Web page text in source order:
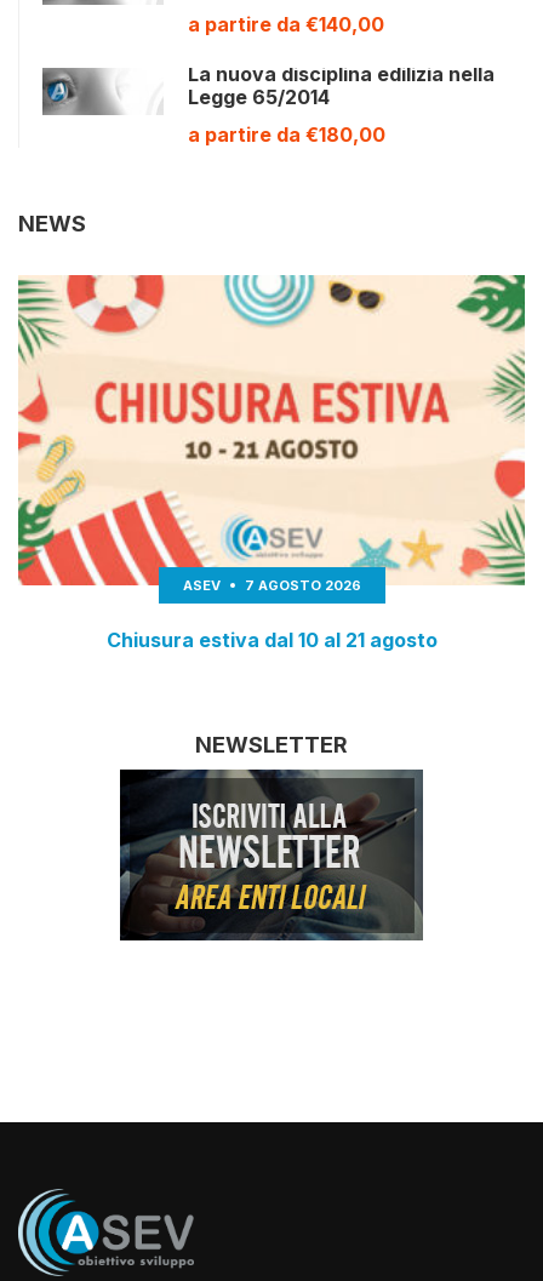
a partire da €140,00
La nuova disciplina edilizia nella
Legge 65/2014
a partire da €180,00
NEWS
ASEV 7 AGOSTO 2026
Chiusura estiva dal 10 al 21 agosto
NEWSLETTER